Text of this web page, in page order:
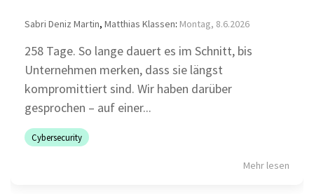
Sabri Deniz Martin, Matthias Klassen: Montag, 8.6.2026
258 Tage. So lange dauert es im Schnitt, bis
Unternehmen merken, dass sie längst
kompromittiert sind. Wir haben darüber
gesprochen – auf einer...
Cybersecurity
Mehr lesen